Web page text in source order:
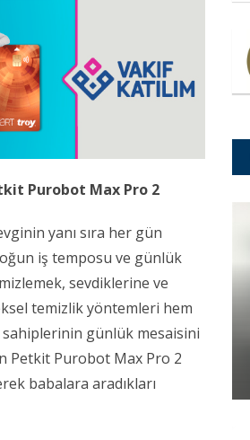
Purobot Max Pro 2
yanı sıra her gün
iş temposu ve günlük
sevdiklerine ve
temizlik yöntemleri hem
günlük mesaisini
Petkit Purobot Max Pro 2
babalara aradıkları